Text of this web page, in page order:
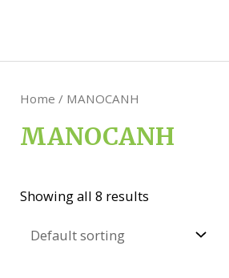
Home / MANOCANH
MANOCANH
Showing all 8 results